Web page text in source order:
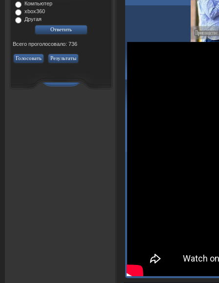
Компьютер
xbox360
Другая
Всего проголосовало: 736
Голосовать Результаты